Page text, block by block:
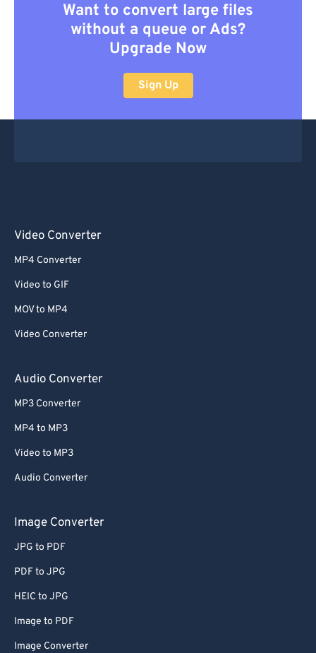
Want to convert large files
without a queue or Ads?
Upgrade Now
Sign Up
Video Converter
MP4 Converter
Video to GIF
MOV to MP4
Video Converter
Audio Converter
MP3 Converter
MP4 to MP3
Video to MP3
Audio Converter
Image Converter
JPG to PDF
PDF to JPG
HEIC to JPG
Image to PDF
Image Converter